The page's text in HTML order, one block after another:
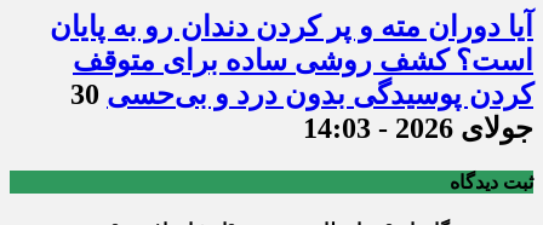
آیا دوران مته و پر کردن دندان رو به پایان
است؟ کشف روشی ساده برای متوقف
کردن پوسیدگی بدون درد و بی‌حسی 30
جولای 2026 - 14:03
ثبت دیدگاه